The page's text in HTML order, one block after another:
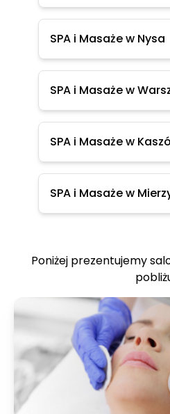
SPA i Masaże w Nysa
SPA i Masaże w
SPA i Masaże w
SPA i Masaże w
Poniżej prezentujemy